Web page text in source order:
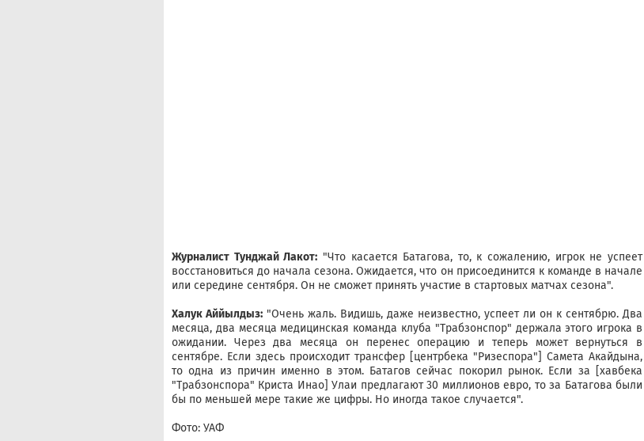
Журналист Тунджай Лакот: "Что касается Батагова, то, к сожалению, игрок не успеет
восстановиться до начала сезона. Ожидается, что он присоединится к команде в начале
или середине сентября. Он не сможет принять участие в стартовых матчах сезона".
Халук Аййылдыз: "Очень жаль. Видишь, даже неизвестно, успеет ли он к сентябрю. Два
месяца, два месяца медицинская команда клуба "Трабзонспор" держала этого игрока в
ожидании. Через два месяца он перенес операцию и теперь может вернуться в
сентябре. Если здесь происходит трансфер [центрбека "Ризеспора"] Самета Акайдына,
то одна из причин именно в этом. Батагов сейчас покорил рынок. Если за [хавбека
"Трабзонспора" Криста Инао] Улаи предлагают 30 миллионов евро, то за Батагова были
бы по меньшей мере такие же цифры. Но иногда такое случается".
Фото: УАФ